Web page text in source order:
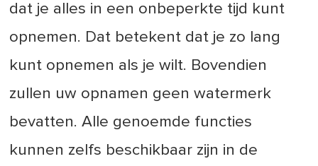
dat je alles in een onbeperkte tijd kunt
opnemen. Dat betekent dat je zo lang
kunt opnemen als je wilt. Bovendien
zullen uw opnamen geen watermerk
bevatten. Alle genoemde functies
kunnen zelfs beschikbaar zijn in de